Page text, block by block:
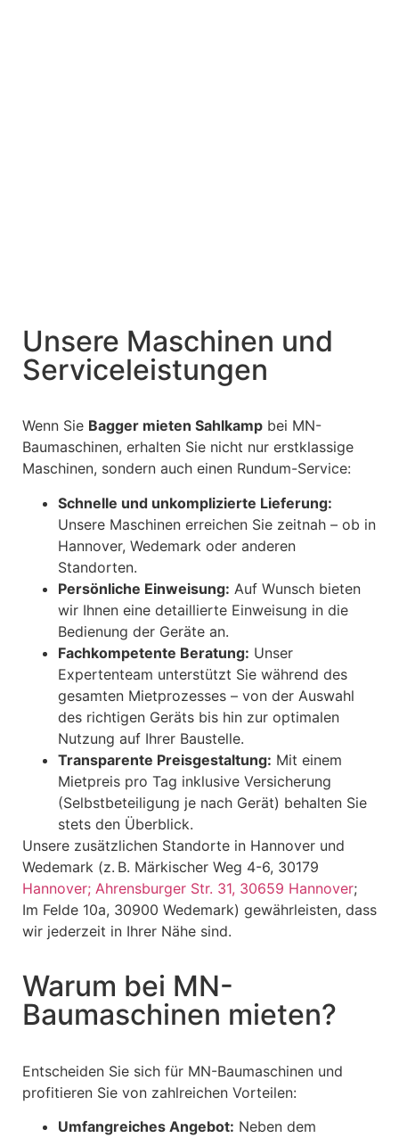
Unsere Maschinen und
Serviceleistungen
Wenn Sie Bagger mieten Sahlkamp bei MN-
Baumaschinen, erhalten Sie nicht nur erstklassige
Maschinen, sondern auch einen Rundum-Service:
Schnelle und unkomplizierte Lieferung:
Unsere Maschinen erreichen Sie zeitnah – ob in
Hannover, Wedemark oder anderen
Standorten.
Persönliche Einweisung: Auf Wunsch bieten
wir Ihnen eine detaillierte Einweisung in die
Bedienung der Geräte an.
Fachkompetente Beratung: Unser
Expertenteam unterstützt Sie während des
gesamten Mietprozesses – von der Auswahl
des richtigen Geräts bis hin zur optimalen
Nutzung auf Ihrer Baustelle.
Transparente Preisgestaltung: Mit einem
Mietpreis pro Tag inklusive Versicherung
(Selbstbeteiligung je nach Gerät) behalten Sie
stets den Überblick.
Unsere zusätzlichen Standorte in Hannover und
Wedemark (z. B. Märkischer Weg 4-6, 30179
Hannover; Ahrensburger Str. 31, 30659 Hannover;
Im Felde 10a, 30900 Wedemark) gewährleisten, dass
wir jederzeit in Ihrer Nähe sind.
Warum bei MN-
Baumaschinen mieten?
Entscheiden Sie sich für MN-Baumaschinen und
profitieren Sie von zahlreichen Vorteilen:
Umfangreiches Angebot: Neben dem